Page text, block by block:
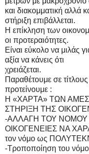
και διακομματική αλλά
στήριξη επιβάλλεται.
Η επίκληση των οικο
οι προτεραιότητες.
Είναι εύκολο να μιλάς
αξία να κάνεις ότι
χρειάζεται.
Παραθέτουμε σε
προτείνουμε :
Η «ΧΑΡΤΑ» ΤΩΝ ΑΜ
ΣΤΗΡΙΞΗ ΤΗ Σ
-ΑΛΛΑΓΗ ΤΟΥ ΝΟΜΟΥ
ΟΙΚΟΓΕΝΕΙΕΣ ΝΑ ΧΑΡ
τον νόμο ως ΠΟΛΥ
-Τροποποίηση του ν